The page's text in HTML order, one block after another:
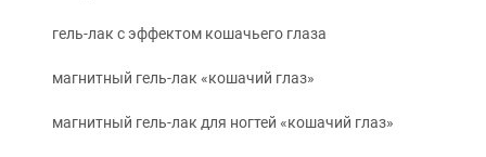
гель-лак с эффектом кошачьего глаза
магнитный гель-лак «кошачий глаз»
магнитный гель-лак для ногтей «кошачий глаз»